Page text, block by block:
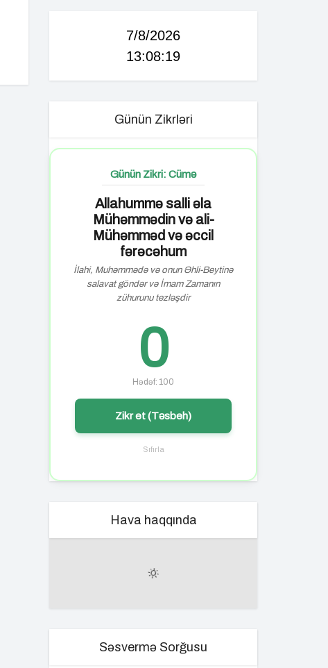
7/8/2026
13:08:20
Günün Zikrləri
Günün Zikri: Cümə
Allahummə salli əla
Mühəmmədin və ali-
Mühəmməd və əccil
fərəcəhum
İlahi, Muhəmmədə və onun Əhli-Beytinə
salavat göndər və İmam Zamanın
zühurunu tezləşdir
0
Hədəf: 100
Zikr et (Təsbeh)
Sıfırla
Hava haqqında
Səsvermə Sorğusu